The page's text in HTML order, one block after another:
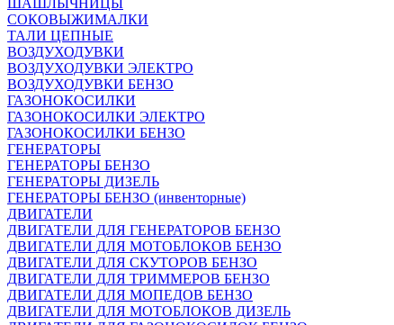
ШАШЛЫЧНИЦЫ
СОКОВЫЖИМАЛКИ
ТАЛИ ЦЕПНЫЕ
ВОЗДУХОДУВКИ
ВОЗДУХОДУВКИ ЭЛЕКТРО
ВОЗДУХОДУВКИ БЕНЗО
ГАЗОНОКОСИЛКИ
ГАЗОНОКОСИЛКИ ЭЛЕКТРО
ГАЗОНОКОСИЛКИ БЕНЗО
ГЕНЕРАТОРЫ
ГЕНЕРАТОРЫ БЕНЗО
ГЕНЕРАТОРЫ ДИЗЕЛЬ
ГЕНЕРАТОРЫ БЕНЗО (инвенторные)
ДВИГАТЕЛИ
ДВИГАТЕЛИ ДЛЯ ГЕНЕРАТОРОВ БЕНЗО
ДВИГАТЕЛИ ДЛЯ МОТОБЛОКОВ БЕНЗО
ДВИГАТЕЛИ ДЛЯ СКУТОРОВ БЕНЗО
ДВИГАТЕЛИ ДЛЯ ТРИММЕРОВ БЕНЗО
ДВИГАТЕЛИ ДЛЯ МОПЕДОВ БЕНЗО
ДВИГАТЕЛИ ДЛЯ МОТОБЛОКОВ ДИЗЕЛЬ